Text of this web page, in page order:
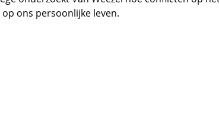
ons persoonlijke leven.